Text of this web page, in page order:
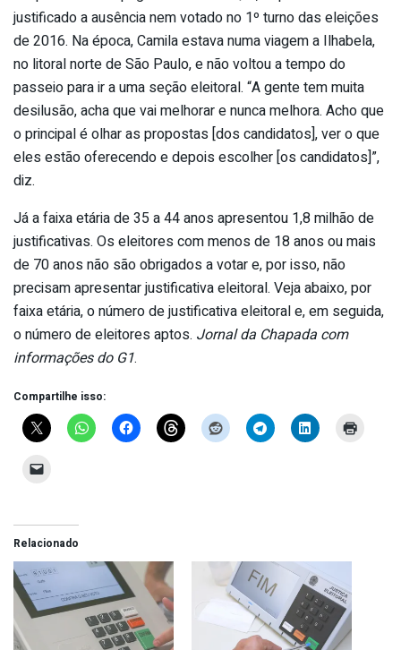
justificado a ausência nem votado no 1º turno das eleições
de 2016. Na época, Camila estava numa viagem a Ilhabela,
no litoral norte de São Paulo, e não voltou a tempo do
passeio para ir a uma seção eleitoral. “A gente tem muita
desilusão, acha que vai melhorar e nunca melhora. Acho que
o principal é olhar as propostas [dos candidatos], ver o que
eles estão oferecendo e depois escolher [os candidatos]”,
diz.
Já a faixa etária de 35 a 44 anos apresentou 1,8 milhão de
justificativas. Os eleitores com menos de 18 anos ou mais
de 70 anos não são obrigados a votar e, por isso, não
precisam apresentar justificativa eleitoral. Veja abaixo, por
faixa etária, o número de justificativa eleitoral e, em seguida,
o número de eleitores aptos. Jornal da Chapada com
informações do G1.
Compartilhe isso:
Relacionado